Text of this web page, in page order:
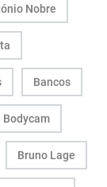
Nobre
Bancos
Bodycam
Bruno Lage